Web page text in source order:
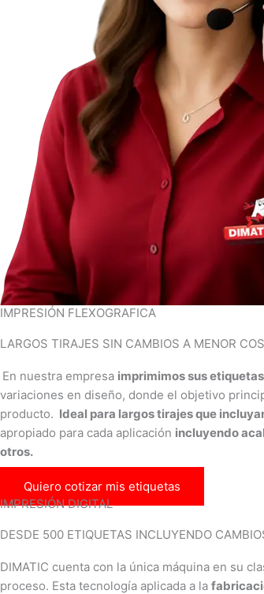
IMPRESIÓN FLEXOGRAFICA
LARGOS TIRAJES SIN CAMBIOS A MENOR
En nuestra empresa imprimimos sus
variaciones en diseño, donde el objetivo
producto. Ideal para largos tirajes que
apropiado para cada aplicación incluyendo
otros.
Quiero cotizar mis etiquetas
IMPRESIÓN DIGITAL
DESDE 500 ETIQUETAS INCLUYENDO
DIMATIC cuenta con la única máquina en su
proceso. Esta tecnología aplicada a la